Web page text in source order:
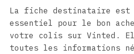
La fiche destinataire est
essentiel pour le bon
votre colis sur Vinted.
toutes les informations